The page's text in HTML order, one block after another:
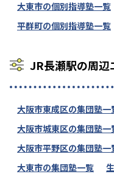
大東市の個別指導塾一覧
平群町の個別指導塾一覧
JR長瀬駅の周辺
大阪市東成区の集団塾一
大阪市城東区の集団塾一
大阪市平野区の集団塾一
大東市の集団塾一覧